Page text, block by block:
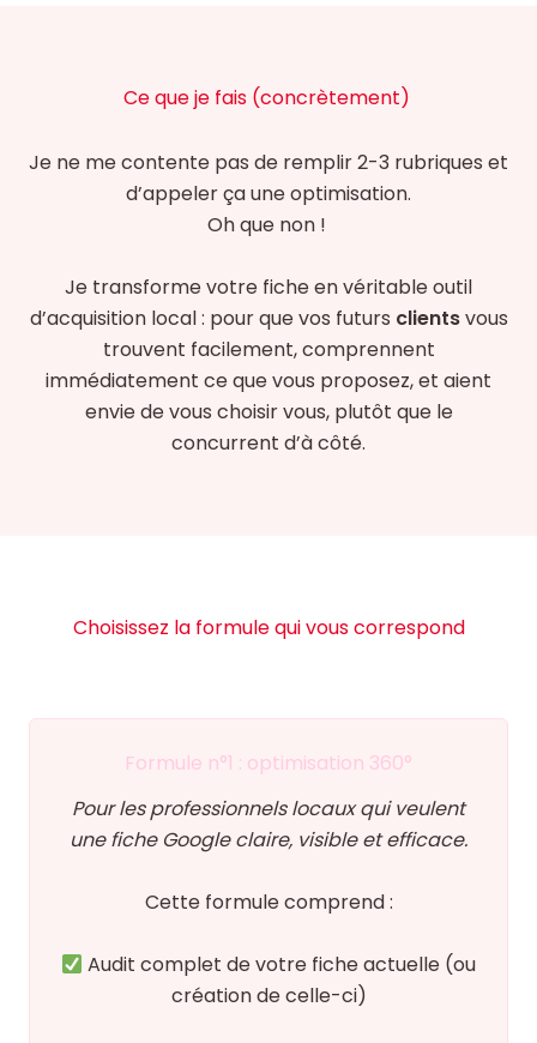
Ce que je fais (concrètement)
Je ne me contente pas de remplir 2-3 rubriques et
d’appeler ça une optimisation.
Oh que non !
Je transforme votre fiche en véritable outil
d’acquisition local : pour que vos futurs clientsvous
trouvent facilement, comprennent
immédiatement ce que vous proposez, et aient
envie de vous choisir vous, plutôt que le
concurrent d’à côté.
Choisissez la formule qui vous correspond
Formule n°1 : optimisation 360°
Pour les professionnels locaux qui veulent
une fiche Google claire, visible et efficace.
Cette formule comprend :
Audit complet de votre fiche actuelle (ou
création de celle-ci)